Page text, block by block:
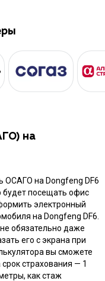
на
ОСАГО на Dongfeng DF6
будет посещать офис
электронный
на Dongfeng DF6.
обязательно даже
его с экрана при
вы сможете
страхования — 1
как стаж